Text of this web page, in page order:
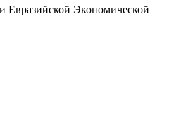
Евразийской Экономической